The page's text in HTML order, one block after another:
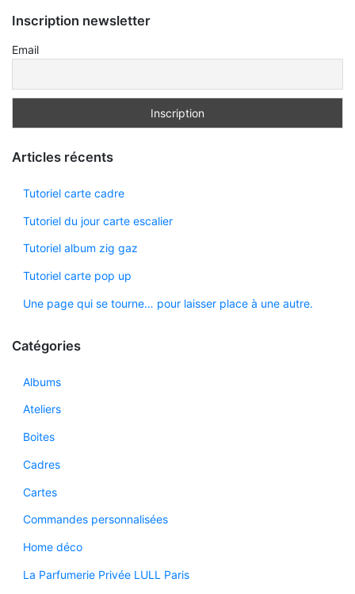
Inscription newsletter
Email
Articles récents
Tutoriel carte cadre
Tutoriel du jour carte escalier
Tutoriel album zig gaz
Tutoriel carte pop up
Une page qui se tourne… pour laisser place à une autre.
Catégories
Albums
Ateliers
Boites
Cadres
Cartes
Commandes personnalisées
Home déco
La Parfumerie Privée LULL Paris